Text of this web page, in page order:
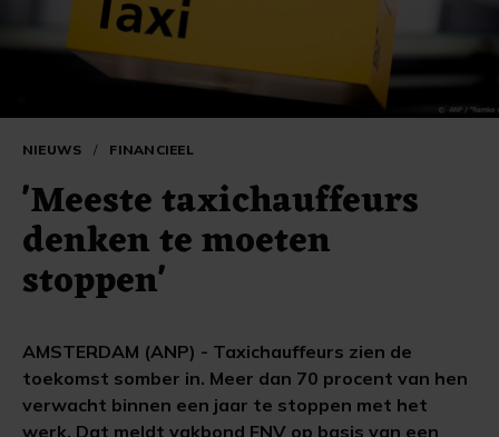
NIEUWS / FINANCIEEL
'Meeste taxichauffeurs
denken te moeten
stoppen'
AMSTERDAM (ANP) - Taxichauffeurs zien de
toekomst somber in. Meer dan 70 procent van hen
verwacht binnen een jaar te stoppen met het
werk. Dat meldt vakbond FNV op basis van een